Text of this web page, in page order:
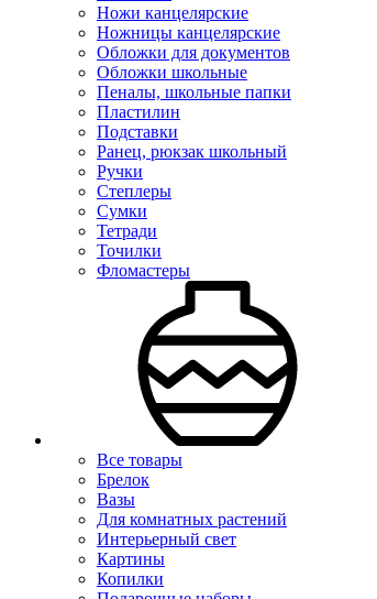
Ножи канцелярские
Ножницы канцелярские
Обложки для документов
Обложки школьные
Пеналы, школьные папки
Пластилин
Подставки
Ранец, рюкзак школьный
Ручки
Степлеры
Сумки
Тетради
Точилки
Фломастеры
Все товары
Брелок
Вазы
Для комнатных растений
Интерьерный свет
Картины
Копилки